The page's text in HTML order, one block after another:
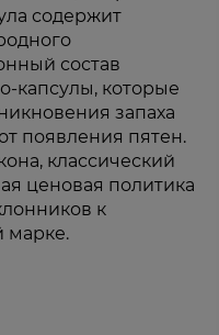
содержит
состав
капсулы, которые
запаха
появления пятен.
классический
ценовая политика
к
марке.